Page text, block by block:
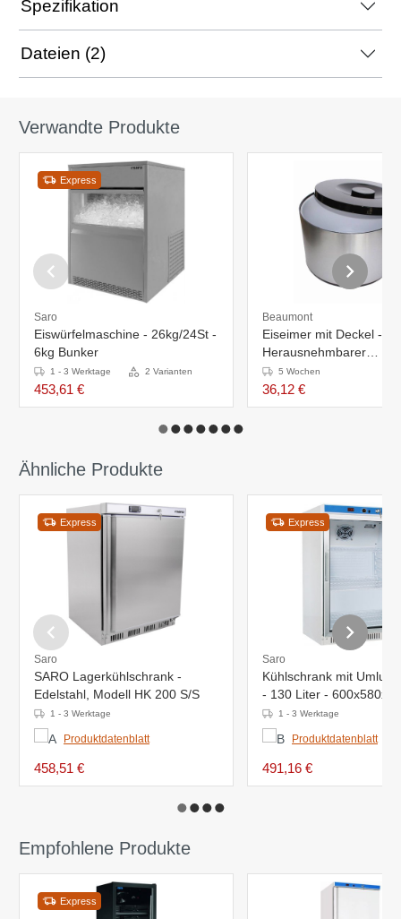
Spezifikation
Dateien (2)
Verwandte Produkte
Express
Saro
Eiswürfelmaschine - 26kg/24St -
6kg Bunker
1 - 3 Werktage 2 Varianten
453,61 €
Beaumont
Eiseimer mit Deckel -
Herausnehmbarer
Abtropfschale
5 Wochen
36,12 €
Ähnliche Produkte
Express
Saro
SARO Lagerkühlschrank -
Edelstahl, Modell HK 200 S/S
1 - 3 Werktage
Produktdatenblatt
458,51 €
Express
Saro
Kühlschrank mit
- 130 Liter -
1 - 3 Werktage
Produktdatenblatt
491,16 €
Empfohlene Produkte
Express